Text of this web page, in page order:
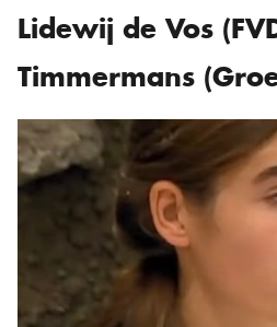
Lidewij de Vos
Timmermans